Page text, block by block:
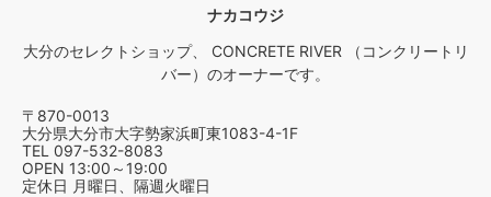
ナカコウジ
大分のセレクトショップ、 CONCRETE RIVER （コンクリートリ
バー）のオーナーです。
〒870-0013
大分県大分市大字勢家浜町東1083-4-1F
TEL 097-532-8083
OPEN 13:00～19:00
定休日 月曜日、隔週火曜日